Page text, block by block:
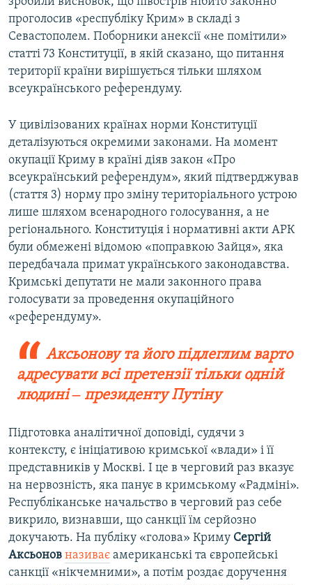
проголосив «республіку Крим» в складі з
Севастополем. Поборники анексії «не помітили»
статті 73 Конституції, в якій сказано, що питання
території країни вирішується тільки шляхом
всеукраїнського референдуму.
У цивілізованих країнах норми Конституції
деталізуються окремими законами. На момент
окупації Криму в країні діяв закон «Про
всеукраїнський референдум», який підтверджував
(стаття 3) норму про зміну територіального устрою
лише шляхом всенародного голосування, а не
регіонального. Конституція і нормативні акти АРК
були обмежені відомою «поправкою Зайця», яка
передбачала примат українського законодавства.
Кримські депутати не мали законного права
голосувати за проведення окупаційного
«референдуму».
Аксьонову та його підлеглим варто
адресувати всі претензії тільки одній
людині ‒ президенту Путіну
Підготовка аналітичної доповіді, судячи з
контексту, є ініціативою кримської «влади» і її
представників у Москві. І це в черговий раз вказує
на нервозність, яка панує в кримському «Радміні».
Республіканське начальство в черговий раз себе
викрило, визнавши, що санкції їм серйозно
докучають. На публіку «голова» Криму Сергій
Аксьонов називає американські та європейські
санкції «нікчемними», а потім роздає доручення